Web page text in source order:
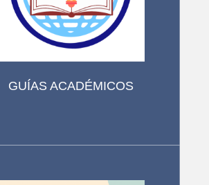
GUÍAS ACADÉMICOS